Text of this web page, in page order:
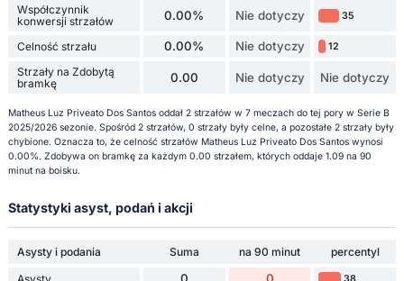
Współczynnik
konwersji strzałów
0.00% Nie dotyczy 35
Celność strzału 0.00% Nie dotyczy 12
Strzały na Zdobytą
bramkę
0.00 Nie dotyczy Nie dotyczy
Matheus Luz Priveato Dos Santos oddał 2 strzałów w 7 meczach do tej pory w Serie B
2025/2026 sezonie. Spośród 2 strzałów, 0 strzały były celne, a pozostałe 2 strzały były
chybione. Oznacza to, że celność strzałów Matheus Luz Priveato Dos Santos wynosi
0.00%. Zdobywa on bramkę za każdym 0.00 strzałem, których oddaje 1.09 na 90
minut na boisku.
Statystyki asyst, podań i akcji
Asysty i podania Suma na 90 minut
percentyl
0 0 38